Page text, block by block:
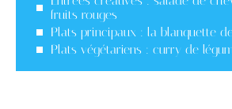
fruits rouges
Plats principaux : la blanquette
Plats végétariens : curry de